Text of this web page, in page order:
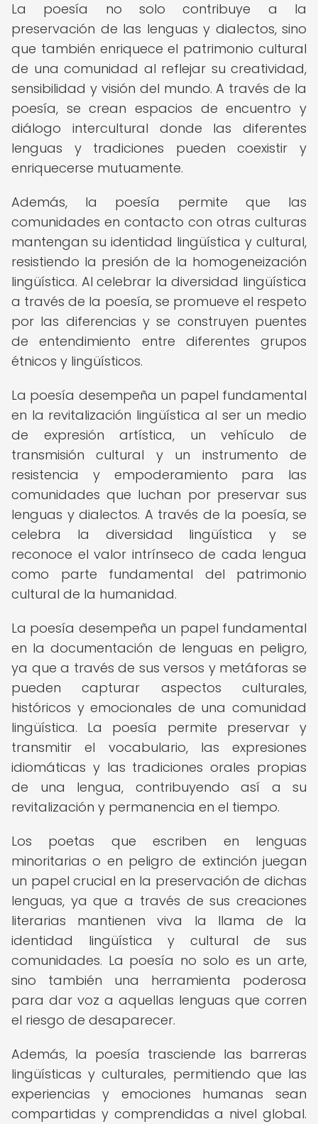
La poesía no solo contribuye a la
preservación de las lenguas y dialectos, sino
que también enriquece el patrimonio cultural
de una comunidad al reflejar su creatividad,
sensibilidad y visión del mundo. A través de la
poesía, se crean espacios de encuentro y
diálogo intercultural donde las diferentes
lenguas y tradiciones pueden coexistir y
enriquecerse mutuamente.
Además, la poesía permite que las
comunidades en contacto con otras culturas
mantengan su identidad lingüística y cultural,
resistiendo la presión de la homogeneización
lingüística. Al celebrar la diversidad lingüística
a través de la poesía, se promueve el respeto
por las diferencias y se construyen puentes
de entendimiento entre diferentes grupos
étnicos y lingüísticos.
La poesía desempeña un papel fundamental
en la revitalización lingüística al ser un medio
de expresión artística, un vehículo de
transmisión cultural y un instrumento de
resistencia y empoderamiento para las
comunidades que luchan por preservar sus
lenguas y dialectos. A través de la poesía, se
celebra la diversidad lingüística y se
reconoce el valor intrínseco de cada lengua
como parte fundamental del patrimonio
cultural de la humanidad.
La poesía desempeña un papel fundamental
en la documentación de lenguas en peligro,
ya que a través de sus versos y metáforas se
pueden capturar aspectos culturales,
históricos y emocionales de una comunidad
lingüística. La poesía permite preservar y
transmitir el vocabulario, las expresiones
idiomáticas y las tradiciones orales propias
de una lengua, contribuyendo así a su
revitalización y permanencia en el tiempo.
Los poetas que escriben en lenguas
minoritarias o en peligro de extinción juegan
un papel crucial en la preservación de dichas
lenguas, ya que a través de sus creaciones
literarias mantienen viva la llama de la
identidad lingüística y cultural de sus
comunidades. La poesía no solo es un arte,
sino también una herramienta poderosa
para dar voz a aquellas lenguas que corren
el riesgo de desaparecer.
Además, la poesía trasciende las barreras
lingüísticas y culturales, permitiendo que las
experiencias y emociones humanas sean
compartidas y comprendidas a nivel global.